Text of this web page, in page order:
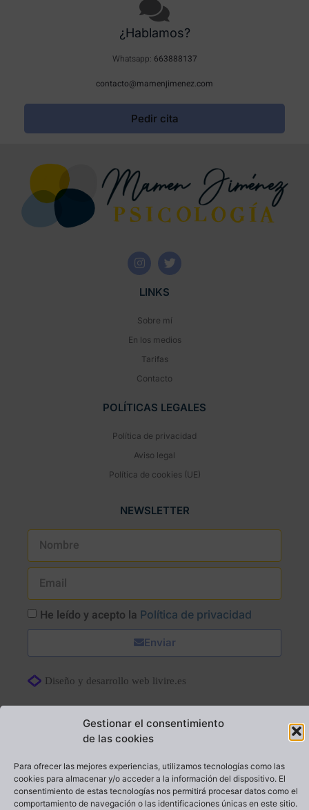
Gestionar el consentimiento
de las cookies
Para ofrecer las mejores experiencias, utilizamos tecnologías como las
cookies para almacenar y/o acceder a la información del dispositivo. El
consentimiento de estas tecnologías nos permitirá procesar datos como el
comportamiento de navegación o las identificaciones únicas en este sitio.
¿Hablamos?
Whatsapp: 663888137
contacto@mamenjimenez.com
Pedir cita
LINKS
Sobre mí
En los medios
Tarifas
Contacto
POLÍTICAS LEGALES
Política de privacidad
Aviso legal
Política de cookies (UE)
NEWSLETTER
He leído y acepto la Política de privacidad
Enviar
Diseño y desarrollo web livire.es